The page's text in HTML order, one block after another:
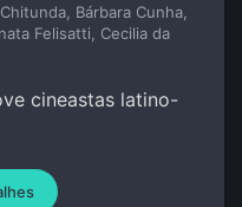
Bárbara Cunha,
Felisatti, Cecilia da
cineastas latino-